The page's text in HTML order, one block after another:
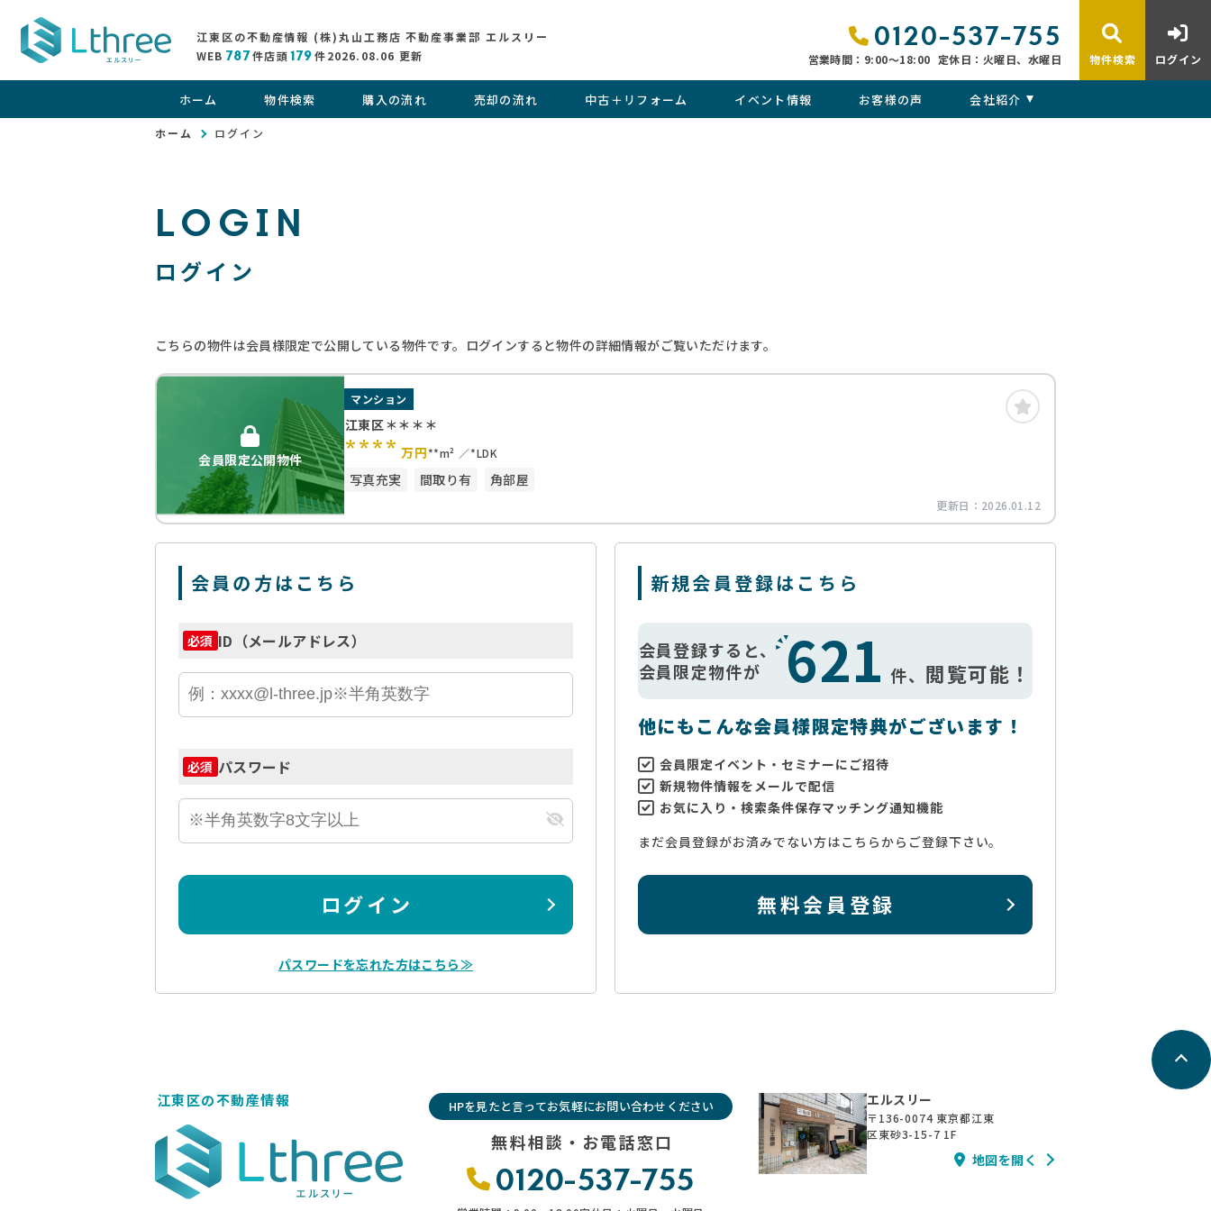
江東区の不動産情報 (株)丸山工務店 不動産事業部 エルスリー
WEB 787件店頭179 件2026.08.06 更新
0120-537-755
営業時間：9:00〜18:00 定休日：火曜日、水曜日 物件検索 ログイン
ホーム 物件検索 購入の流れ 売却の流れ 中古＋リフォーム イベント情報 お客様の声 会社紹介
ホーム ログイン
LOGIN
ログイン
こちらの物件は会員様限定で公開している物件です。ログインすると物件の詳細情報がご覧いただけます。
会員限定公開物件
マンション
江東区＊＊＊＊
**** 万円**m² *LDK
写真充実 間取り有 角部屋
更新日： 2026.01.12
会員の方はこちら
必須 ID（メールアドレス）
必須 パスワード
ログイン
パスワードを忘れた方はこちら≫
新規会員登録はこちら
会員登録すると、
会員限定物件が
621 件、 閲覧可能！
他にもこんな会員様限定特典がございます！
会員限定イベント・セミナーにご招待
新規物件情報をメールで配信
お気に入り・検索条件保存マッチング通知機能
まだ会員登録がお済みでない方はこちらからご登録下さい。
無料会員登録
江東区の不動産情報 HPを見たと言ってお気軽にお問い合わせください
無料相談・お電話窓口
0120-537-755
エルスリー
〒136-0074 東京都江東
区東砂3-15-7 1F
地図を開く